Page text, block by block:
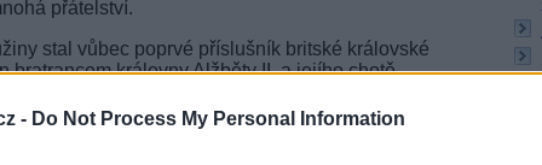
- Do Not Process My Personal Information
přátelství.
stal vůbec poprvé příslušník britské královské
bratrancem královny Alžběty II. a jejího chotě
také praprapravnukem nejdéle vládnoucí
rozvětveného rodokmenu bychom se
Sergejevičovi Puškinovi, autorovi